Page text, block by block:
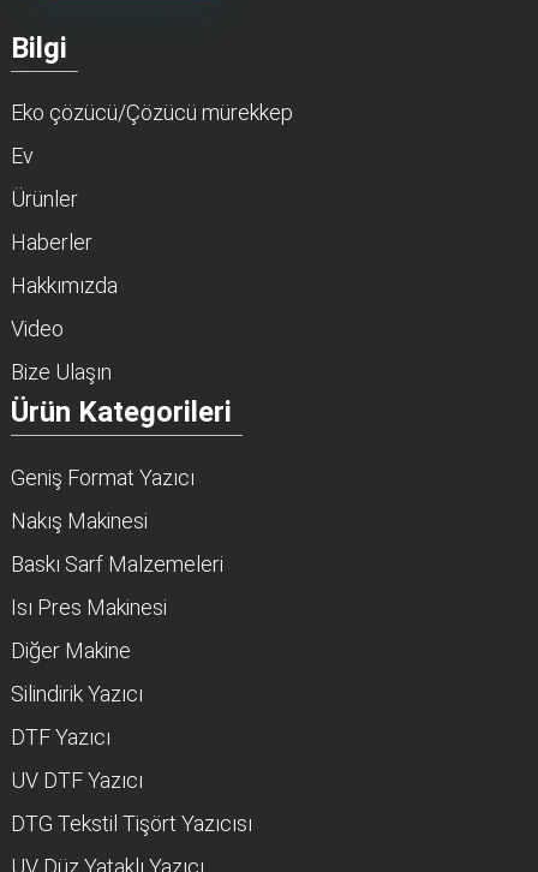
Bilgi
Eko çözücü/Çözücü mürekkep
Ev
Ürünler
Haberler
Hakkımızda
Video
Bize Ulaşın
Ürün Kategorileri
Geniş Format Yazıcı
Nakış Makinesi
Baskı Sarf Malzemeleri
Isı Pres Makinesi
Diğer Makine
Silindirik Yazıcı
DTF Yazıcı
UV DTF Yazıcı
DTG Tekstil Tişört Yazıcısı
UV Düz Yataklı Yazıcı